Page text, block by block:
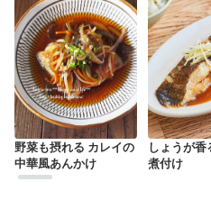
野菜も摂れる カレイの
中華風あんかけ
しょうが香
煮付け